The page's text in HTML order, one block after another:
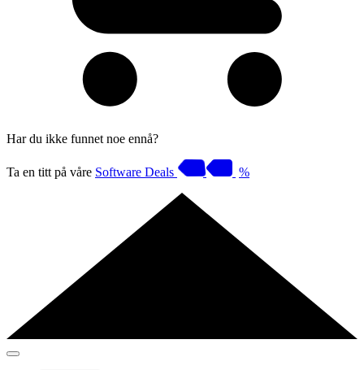
Har du ikke funnet noe ennå?
Ta en titt på våre Software Deals %